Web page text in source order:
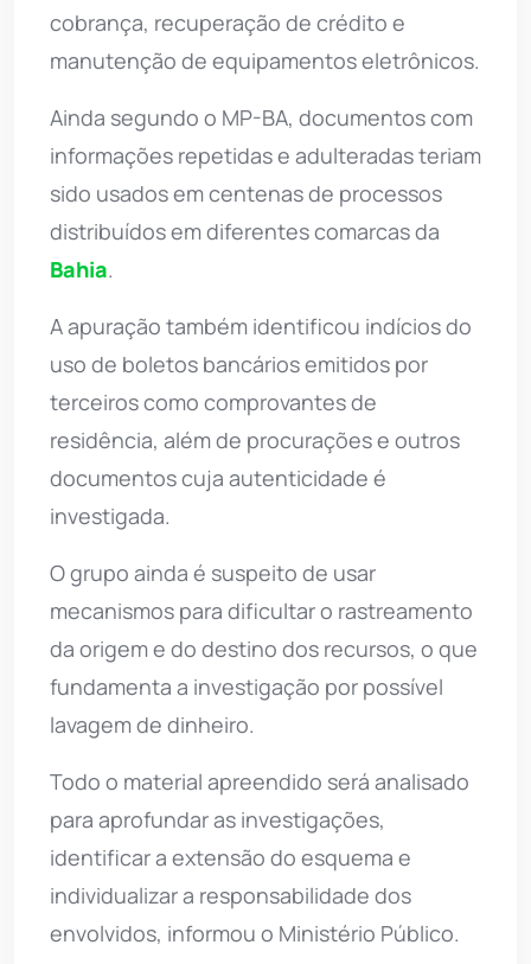
cobrança, recuperação de crédito e
manutenção de equipamentos eletrônicos.
Ainda segundo o MP-BA, documentos com
informações repetidas e adulteradas teriam
sido usados em centenas de processos
distribuídos em diferentes comarcas da
Bahia.
A apuração também identificou indícios do
uso de boletos bancários emitidos por
terceiros como comprovantes de
residência, além de procurações e outros
documentos cuja autenticidade é
investigada.
O grupo ainda é suspeito de usar
mecanismos para dificultar o rastreamento
da origem e do destino dos recursos, o que
fundamenta a investigação por possível
lavagem de dinheiro.
Todo o material apreendido será analisado
para aprofundar as investigações,
identificar a extensão do esquema e
individualizar a responsabilidade dos
envolvidos, informou o Ministério Público.